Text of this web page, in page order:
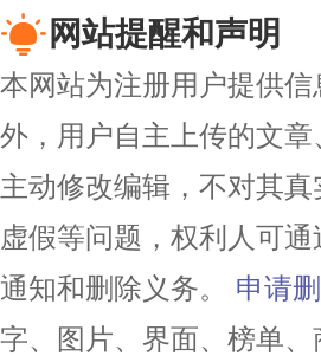
网站提醒和声明
本网站为注册用户提供
外，用户自主上传的文
主动修改编辑，不对其
虚假等问题，权利人可
通知和删除义务。
申请
字、图片、界面、榜单